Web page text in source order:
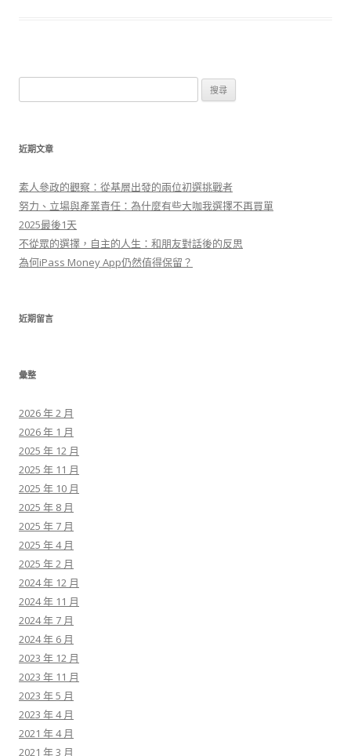
尋
鍵
:
近期文章
素人參政的觀察：從基層出發的兩位初選挑戰者
努力、立場與產業責任：為什麼有些大咖我選擇不再買單
2025最後1天
不從眾的選擇，自主的人生：和朋友對話後的反思
為何iPass Money App仍然值得保留？
近期留言
彙整
2026 年 2 月
2026 年 1 月
2025 年 12 月
2025 年 11 月
2025 年 10 月
2025 年 8 月
2025 年 7 月
2025 年 4 月
2025 年 2 月
2024 年 12 月
2024 年 11 月
2024 年 7 月
2024 年 6 月
2023 年 12 月
2023 年 11 月
2023 年 5 月
2023 年 4 月
2021 年 4 月
2021 年 3 月